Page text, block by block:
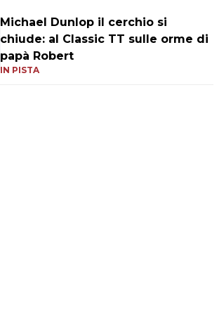
Michael Dunlop il cerchio si
chiude: al Classic TT sulle orme di
papà Robert
IN PISTA